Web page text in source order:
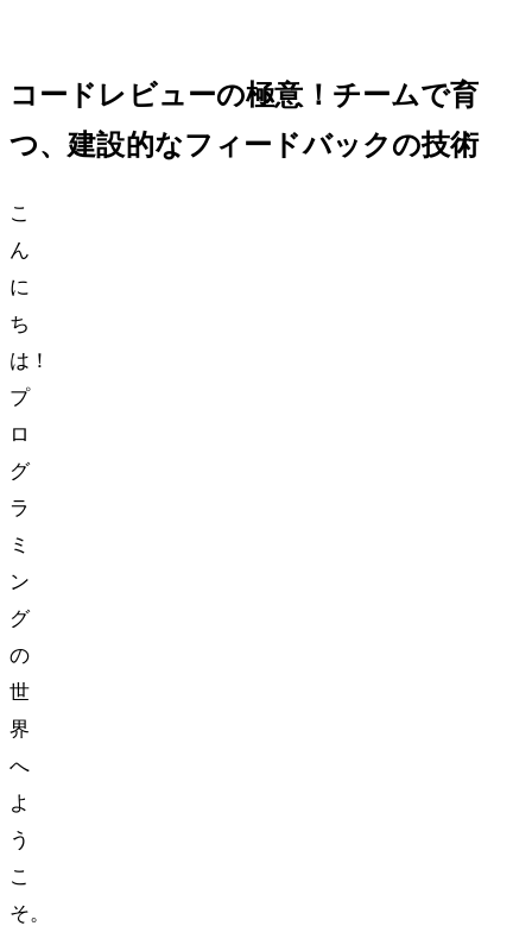
コードレビューの極意！チームで育
つ、建設的なフィードバックの技術
こ
ん
に
ち
は！
プ
ロ
グ
ラ
ミ
ン
グ
の
世
界
へ
よ
う
こ
そ。